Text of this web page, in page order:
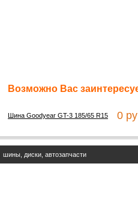
Возможно Вас
Шина Goodyear GT-3 185/65 R15 0
шины, диски, автозапчасти